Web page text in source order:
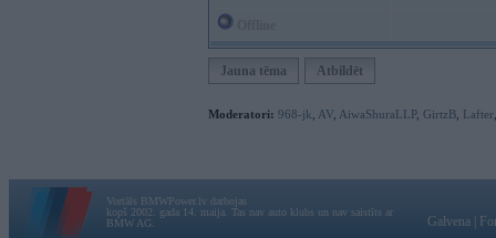
Jauna tēma Atbildēt
Moderatori: 968-jk AV AiwaShuraLLP, GirtzB Lafter
Vortāls BMWPower.lv darbojas
kopš 2002. gada 14. maija. Tas nav auto klubs un nav saistīts ar
BMW AG.
Galvena